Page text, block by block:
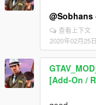
@Sobhans
查看上下文
2020年02月25日
[Add-On /